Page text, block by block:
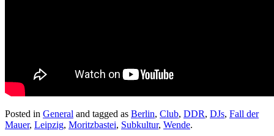
Posted in General and tagged as Berlin, Club, DDR, DJs, Fall der
Mauer, Leipzig, Moritzbastei, Subkultur, Wende.